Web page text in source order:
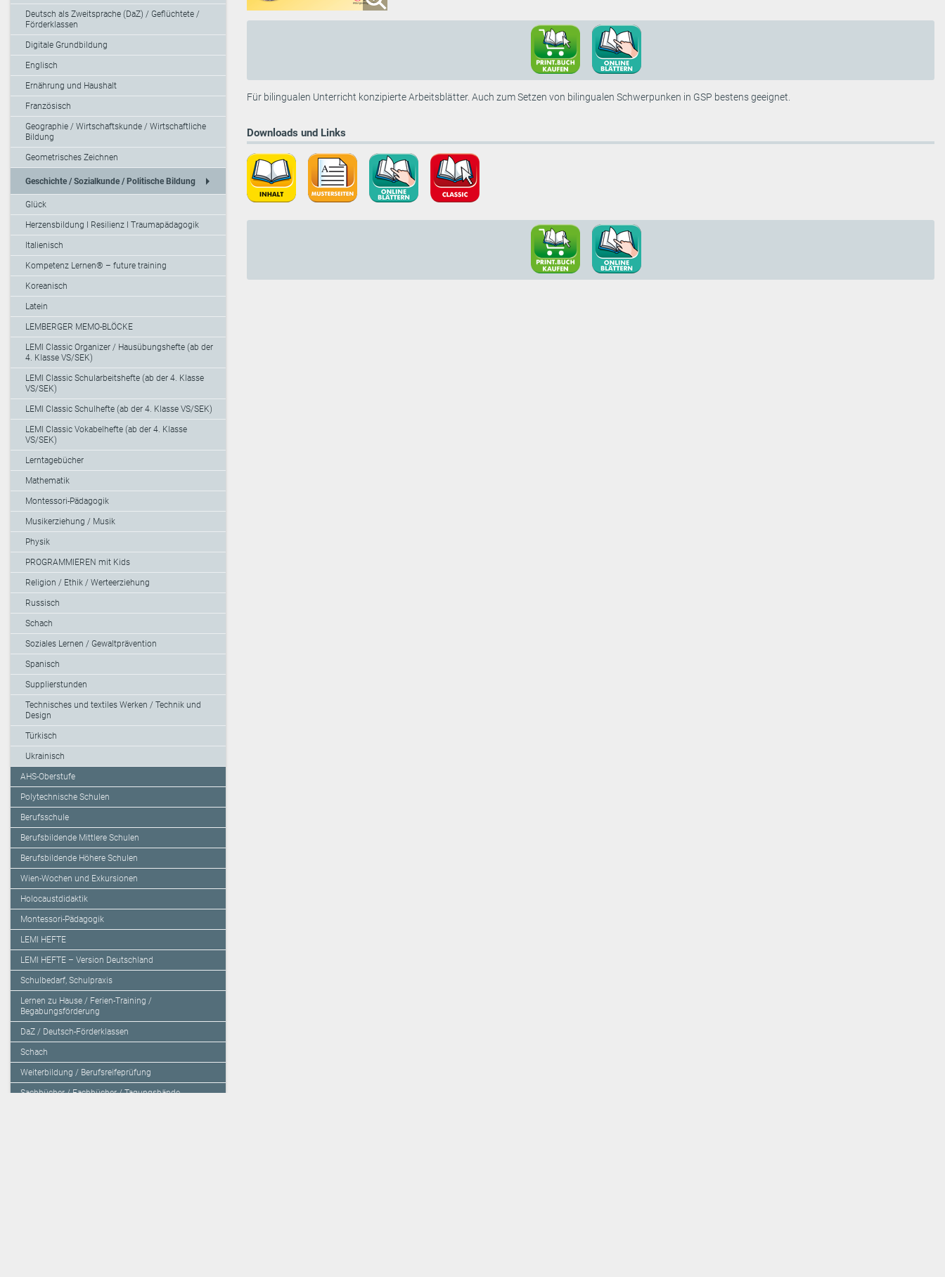
Deutsch als Zweitsprache (DaZ) / Geflüchtete /
Förderklassen
Digitale Grundbildung
Englisch
Ernährung und Haushalt
Französisch
Geographie / Wirtschaftskunde / Wirtschaftliche
Bildung
Geometrisches Zeichnen
Geschichte / Sozialkunde / Politische Bildung arrow_right
Glück
Herzensbildung I Resilienz I Traumapädagogik
Italienisch
Kompetenz Lernen® – future training
Koreanisch
Latein
LEMBERGER MEMO-BLÖCKE
LEMI Classic Organizer / Hausübungshefte (ab der
4. Klasse VS/SEK)
LEMI Classic Schularbeitshefte (ab der 4. Klasse
VS/SEK)
LEMI Classic Schulhefte (ab der 4. Klasse VS/SEK)
LEMI Classic Vokabelhefte (ab der 4. Klasse
VS/SEK)
Lerntagebücher
Mathematik
Montessori-Pädagogik
Musikerziehung / Musik
Physik
PROGRAMMIEREN mit Kids
Religion / Ethik / Werteerziehung
Russisch
Schach
Soziales Lernen / Gewaltprävention
Spanisch
Supplierstunden
Technisches und textiles Werken / Technik und
Design
Türkisch
Ukrainisch
AHS-Oberstufe
Polytechnische Schulen
Berufsschule
Berufsbildende Mittlere Schulen
Berufsbildende Höhere Schulen
Wien-Wochen und Exkursionen
Holocaustdidaktik
Montessori-Pädagogik
LEMI HEFTE
LEMI HEFTE – Version Deutschland
Schulbedarf, Schulpraxis
Lernen zu Hause / Ferien-Training /
Begabungsförderung
DaZ / Deutsch-Förderklassen
Schach
Weiterbildung / Berufsreifeprüfung
Sachbücher / Fachbücher / Tagungsbände
Für bilingualen Unterricht konzipierte Arbeitsblätter. Auch zum Setzen von bilingualen Schwerpunken in GSP bestens geeignet.
Downloads und Links